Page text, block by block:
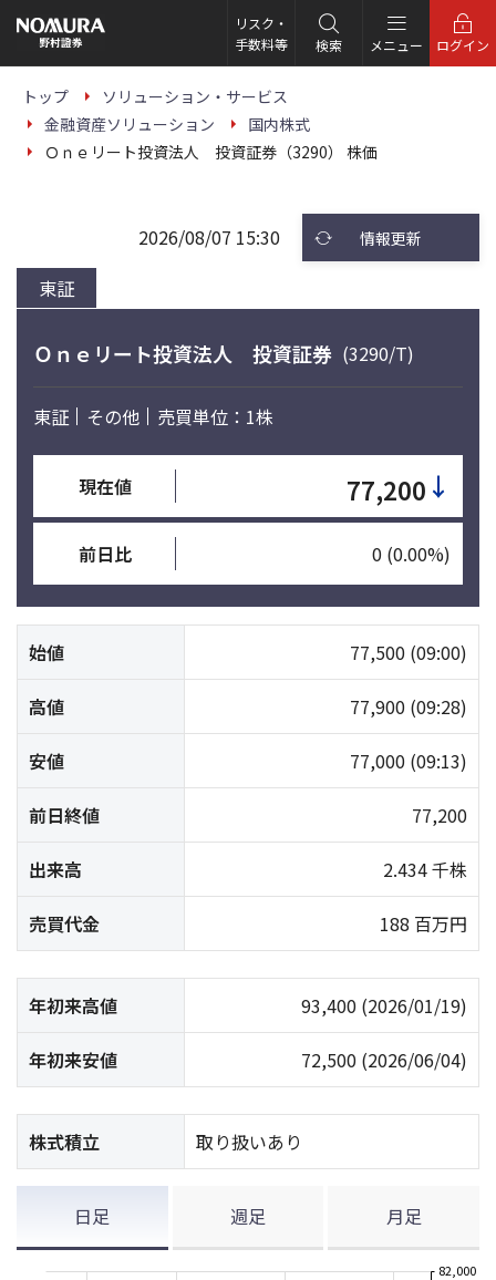
の
ー
リスク・
手数料等
検索 メニュー ログイン
トップ
ソリューション・サービス
金融資産ソリューション
国内株式
Ｏｎｅリート投資法人 投資証券（3290） 株価
東証
2026/08/07 15:30 情報更新
Ｏｎｅリート投資法人 投資証券 (3290/T)
東証 その他 売買単位：1株
現在値 77,200 ↓
前日比 0 (0.00%)
始値 77,500 (09:00)
高値 77,900 (09:28)
安値 77,000 (09:13)
前日終値 77,200
出来高 2.434 千株
売買代金 188 百万円
年初来高値 93,400 (2026/01/19)
年初来安値 72,500 (2026/06/04)
株式積立 取り扱いあり
日足 週足 月足
82,000